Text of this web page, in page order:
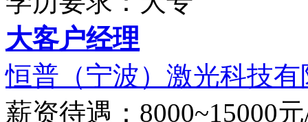
大客户经理
恒普（宁波）激光科技有
薪资待遇：8000~15000